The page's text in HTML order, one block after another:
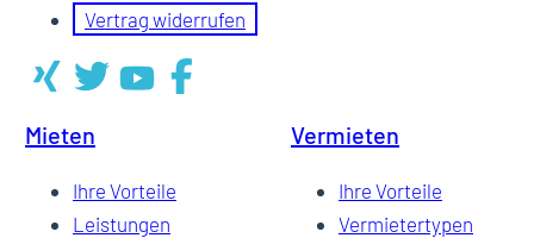
Vertrag widerrufen
Mieten
Ihre Vorteile
Leistungen
Vermieten
Ihre Vorteile
Vermietertypen